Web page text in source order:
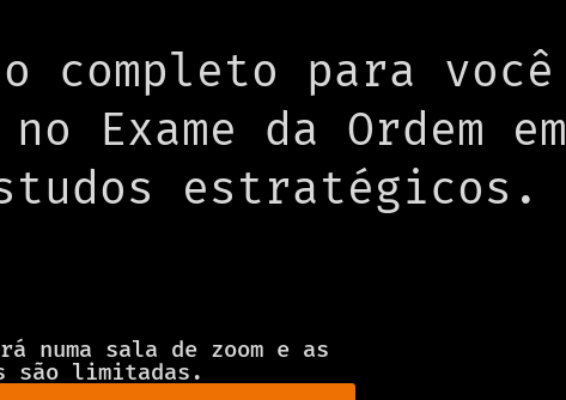
completo para você
Exame da Ordem em
estratégicos.
numa sala de zoom e as
são limitadas.